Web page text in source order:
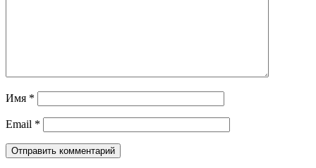
Имя *
Email *